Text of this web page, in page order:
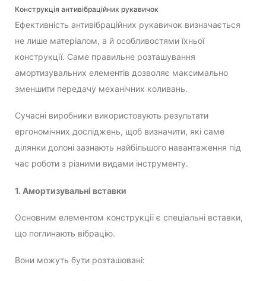
Конструкція антивібраційних рукавичок
Ефективність антивібраційних рукавичок визначається
не лише матеріалом, а й особливостями їхньої
конструкції. Саме правильне розташування
амортизувальних елементів дозволяє максимально
зменшити передачу механічних коливань.
Сучасні виробники використовують результати
ергономічних досліджень, щоб визначити, які саме
ділянки долоні зазнають найбільшого навантаження під
час роботи з різними видами інструменту.
1. Амортизувальні вставки
Основним елементом конструкції є спеціальні вставки,
що поглинають вібрацію.
Вони можуть бути розташовані: